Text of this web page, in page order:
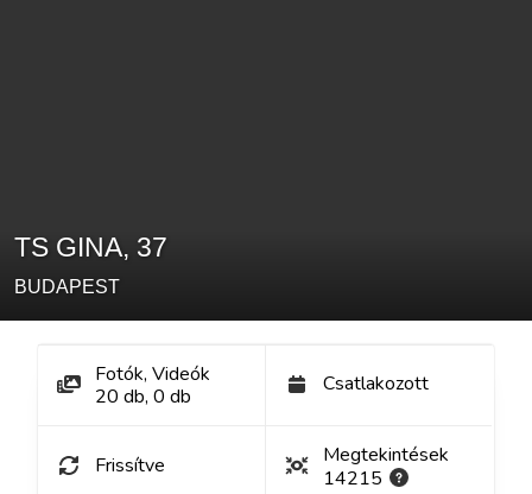
TS GINA, 37
BUDAPEST
Fotók, Videók
20 db, 0 db Csatlakozott
Frissítve
Megtekintések
14215